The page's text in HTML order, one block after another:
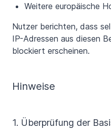
Weitere europäische
Nutzer berichten, dass
IP-Adressen aus diesen
blockiert erscheinen.
Hinweise
1. Überprüfung der